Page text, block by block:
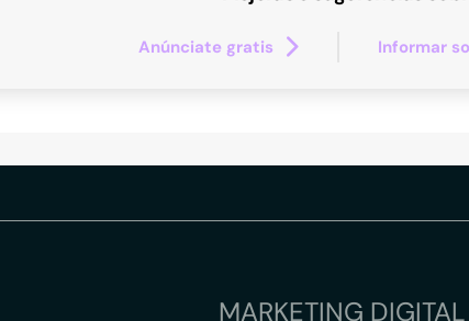
Anúnciate gratis Informar
MARKETING DIGITAL